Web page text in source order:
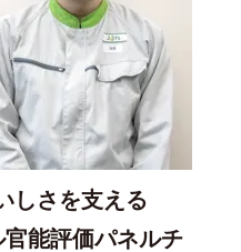
しさを支える
能評価パネルチ